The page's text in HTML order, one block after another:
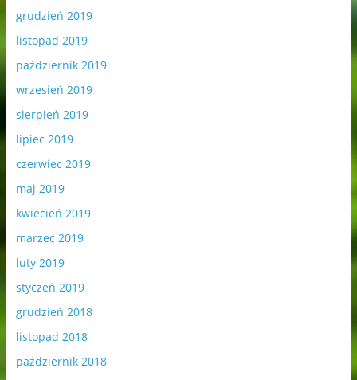
grudzień 2019
listopad 2019
październik 2019
wrzesień 2019
sierpień 2019
lipiec 2019
czerwiec 2019
maj 2019
kwiecień 2019
marzec 2019
luty 2019
styczeń 2019
grudzień 2018
listopad 2018
październik 2018